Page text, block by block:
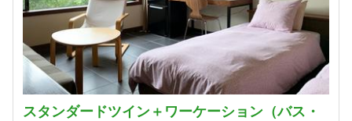
スタンダードツイン＋ワーケーション（バス・